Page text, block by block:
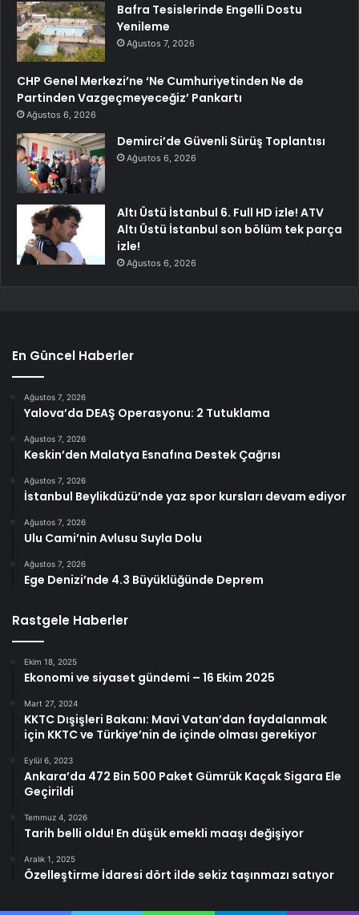
Bafra Tesislerinde Engelli Dostu
Yenileme
Ağustos 7, 2026
CHP Genel Merkezi’ne ‘Ne Cumhuriyetinden Ne de
Partinden Vazgeçmeyeceğiz’ Pankartı
Ağustos 6, 2026
Demirci’de Güvenli Sürüş Toplantısı
Ağustos 6, 2026
Altı Üstü İstanbul 6. Full HD izle! ATV
Altı Üstü İstanbul son bölüm tek parça
izle!
Ağustos 6, 2026
En Güncel Haberler
Ağustos 7, 2026
Yalova’da DEAŞ Operasyonu: 2 Tutuklama
Ağustos 7, 2026
Keskin’den Malatya Esnafına Destek Çağrısı
Ağustos 7, 2026
İstanbul Beylikdüzü’nde yaz spor kursları devam ediyor
Ağustos 7, 2026
Ulu Cami’nin Avlusu Suyla Dolu
Ağustos 7, 2026
Ege Denizi’nde 4.3 Büyüklüğünde Deprem
Rastgele Haberler
Ekim 18, 2025
Ekonomi ve siyaset gündemi – 16 Ekim 2025
Mart 27, 2024
KKTC Dışişleri Bakanı: Mavi Vatan’dan faydalanmak
için KKTC ve Türkiye’nin de içinde olması gerekiyor
Eylül 6, 2023
Ankara’da 472 Bin 500 Paket Gümrük Kaçak Sigara Ele
Geçirildi
Temmuz 4, 2026
Tarih belli oldu! En düşük emekli maaşı değişiyor
Aralık 1, 2025
Özelleştirme İdaresi dört ilde sekiz taşınmazı satıyor